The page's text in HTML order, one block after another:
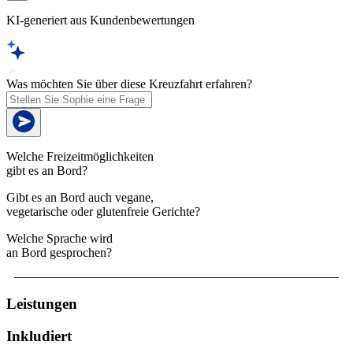
KI-generiert aus Kundenbewertungen
Was möchten Sie über diese Kreuzfahrt erfahren?
Welche Freizeitmöglichkeiten
gibt es an Bord?
Gibt es an Bord auch vegane,
vegetarische oder glutenfreie Gerichte?
Welche Sprache wird
an Bord gesprochen?
Leistungen
Inkludiert